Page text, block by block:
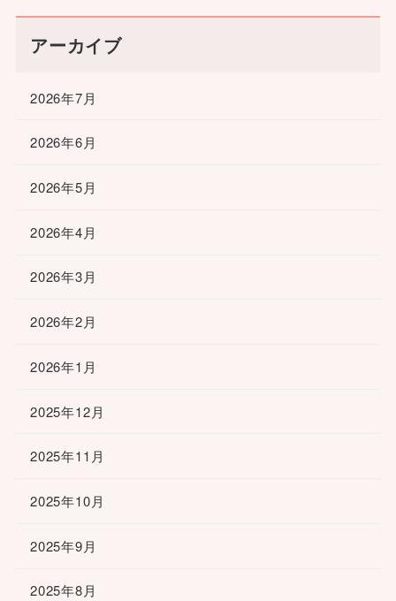
アーカイブ
2026年7月
2026年6月
2026年5月
2026年4月
2026年3月
2026年2月
2026年1月
2025年12月
2025年11月
2025年10月
2025年9月
2025年8月